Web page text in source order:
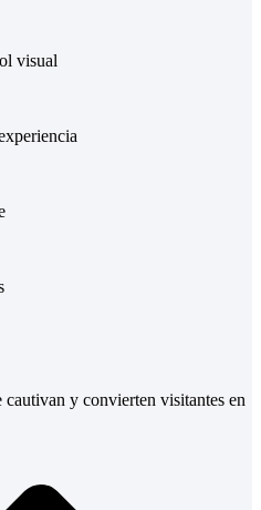
visual
cautivan y convierten visitantes en